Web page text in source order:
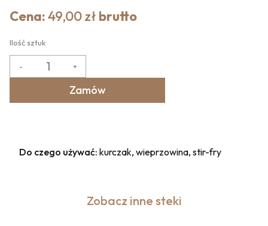
Cena:49,00 zł brutto
Ilość sztuk
- +
Zamów
Do czego używać: kurczak, wieprzowina, stir-fry
Zobacz inne steki